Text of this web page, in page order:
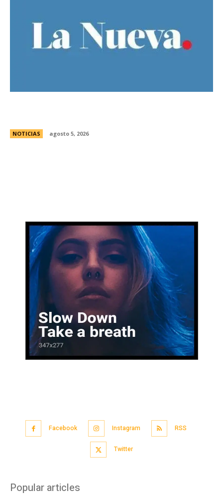
NOTICIAS agosto 5, 2026
Facebook Instagram RSS
Twitter
Popular articles